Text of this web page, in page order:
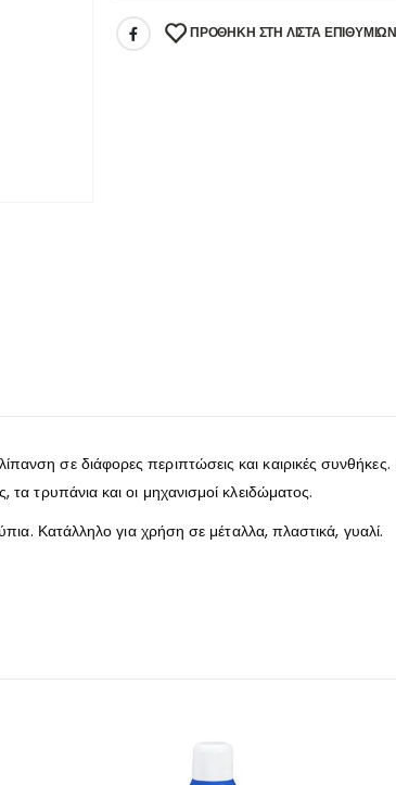
ΠΡΌΘΉΚΗ ΣΤΗ ΛΊΣΤΑ ΕΠΙΘΥΜΙΏΝ
σε διάφορες περιπτώσεις και καιρικές
τρυπάνια και οι μηχανισμοί κλειδώματος.
Κατάλληλο για χρήση σε μέταλλα, πλαστικά, γυαλί.